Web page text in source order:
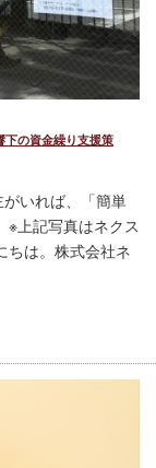
下の資金繰り支援策
いれば、「簡単
上記写真はネクス
ちは。株式会社ネ